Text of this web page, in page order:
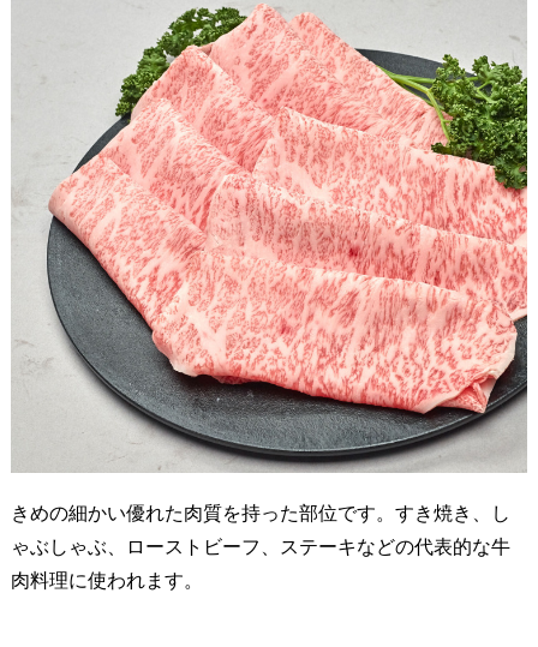
きめの細かい優れた肉質を持った部位です。すき焼き、し
ゃぶしゃぶ、ローストビーフ、ステーキなどの代表的な牛
肉料理に使われます。